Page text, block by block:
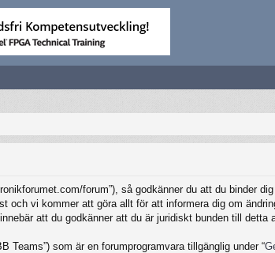
forum”), så godkänner du att du binder
och vi kommer att göra allt för att informera dig om
att du godkänner att du är juridiskt bunden till detta
Teams”) som är en forumprogramvara tillgänglig under “